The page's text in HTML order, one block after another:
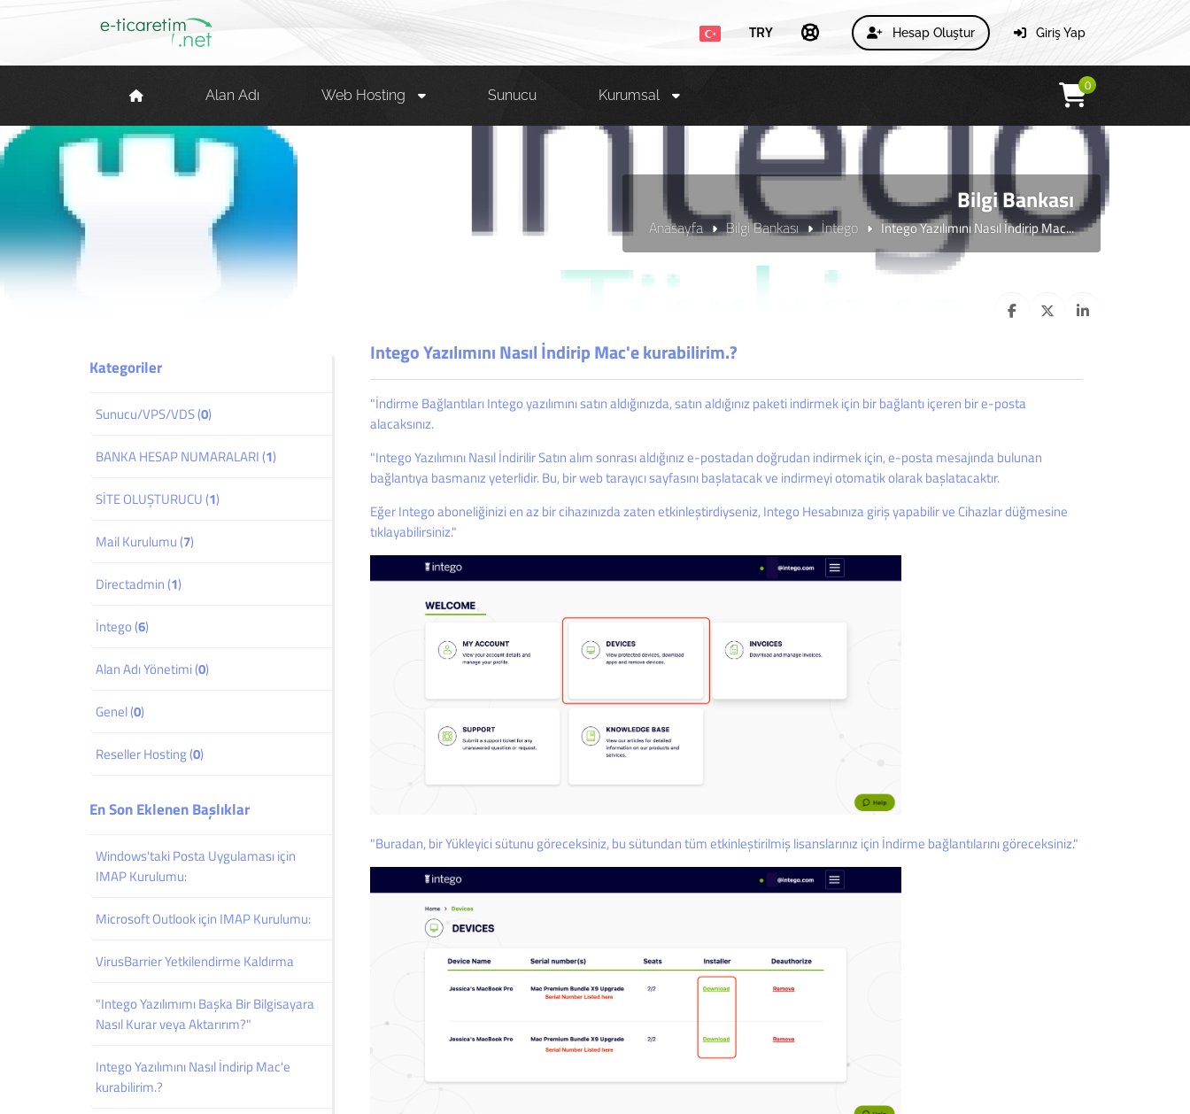
Giriş Yap
Hesap Oluştur
TRY
Alan Adı Web Hosting Sunucu Kurumsal
0
Bilgi Bankası
Anasayfa Bilgi Bankası İntego Intego Yazılımını Nasıl İndirip Mac...
Intego Yazılımını Nasıl İndirip Mac'e kurabilirim.?
"İndirme Bağlantıları Intego yazılımını satın aldığınızda, satın aldığınız paketi indirmek için bir bağlantı içeren bir e-posta
alacaksınız.
"Intego Yazılımını Nasıl İndirilir Satın alım sonrası aldığınız e-postadan doğrudan indirmek için, e-posta mesajında bulunan
bağlantıya basmanız yeterlidir. Bu, bir web tarayıcı sayfasını başlatacak ve indirmeyi otomatik olarak başlatacaktır.
Eğer Intego aboneliğinizi en az bir cihazınızda zaten etkinleştirdiyseniz, Intego Hesabınıza giriş yapabilir ve Cihazlar düğmesine
tıklayabilirsiniz."
"Buradan, bir Yükleyici sütunu göreceksiniz, bu sütundan tüm etkinleştirilmiş lisanslarınız için İndirme bağlantılarını göreceksiniz."
Kategoriler
Sunucu/VPS/VDS (0)
BANKA HESAP NUMARALARI (1)
SİTE OLUŞTURUCU (1)
Mail Kurulumu (7)
Directadmin (1)
İntego (6)
Alan Adı Yönetimi (0)
Genel (0)
Reseller Hosting (0)
En Son Eklenen Başlıklar
Windows'taki Posta Uygulaması için
IMAP Kurulumu:
Microsoft Outlook için IMAP Kurulumu:
VirusBarrier Yetkilendirme Kaldırma
"Intego Yazılımımı Başka Bir Bilgisayara
Nasıl Kurar veya Aktarırım?"
Intego Yazılımını Nasıl İndirip Mac'e
kurabilirim.?